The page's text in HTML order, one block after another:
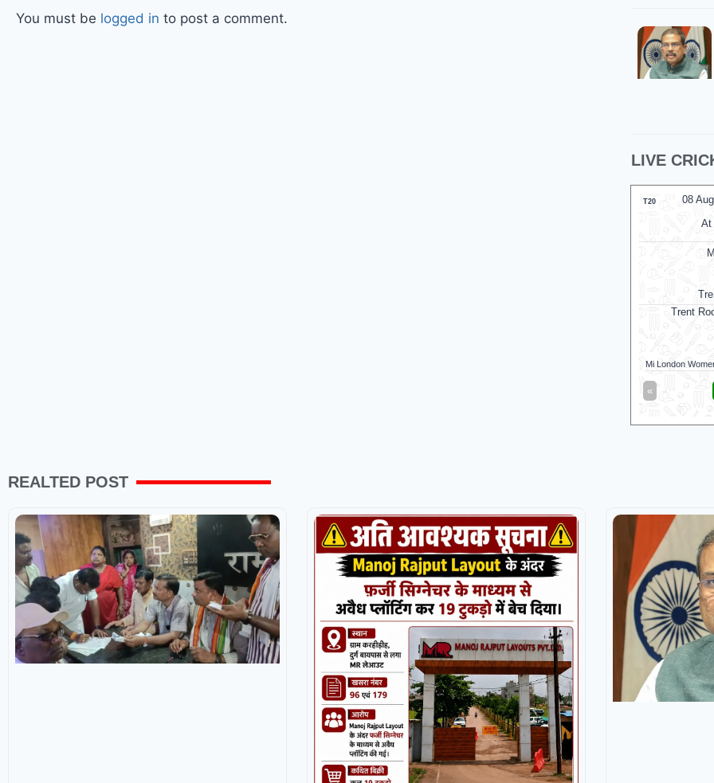
You must be logged in to post a comment.
LIVE
08
T20
At
Vida Kovai Kings
«
REALTED POST